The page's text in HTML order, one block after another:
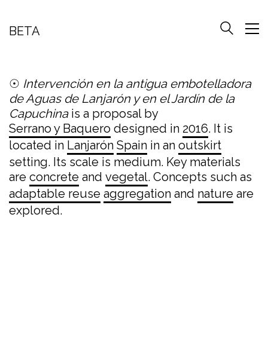
BETA
☉ Intervención en la antigua embotelladora
de Aguas de Lanjarón y en el Jardín de la
Capuchinais a proposal by
Serrano y Baquero designed in 2016. It is
located in Lanjarón Spain in an outskirt
setting. Its scale is medium. Key materials
are concrete and vegetal. Concepts such as
adaptable reuse aggregation and nature are
explored.